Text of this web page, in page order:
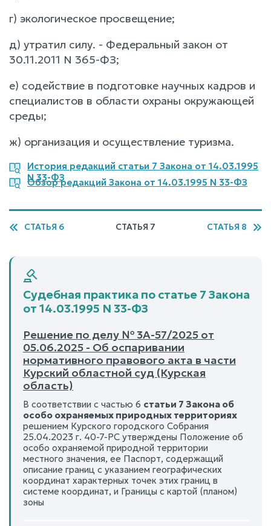
г) экологическое просвещение;
д) утратил силу. - Федеральный закон от
30.11.2011 N 365-ФЗ;
е) содействие в подготовке научных кадров и
специалистов в области охраны окружающей
среды;
ж) организация и осуществление туризма.
История редакций статьи 7 Закона от 14.03.1995
N 33-ФЗ
Обзор редакций Закона от 14.03.1995 N 33-ФЗ
СТАТЬЯ 6 СТАТЬЯ 7 СТАТЬЯ 8
Судебная практика по статье 7 Закона
от 14.03.1995 N 33-ФЗ
Решение по делу № 3А-57/2025 от
05.06.2025 - Об оспаривании
нормативного правового акта в части
Курский областной суд (Курская
область)
В соответствии с частью 6 статьи 7 Закона об
особо охраняемых природных территориях
решением Курского городского Собрания
25.04.2023 г. 40-7-РС утверждены Положение об
особо охраняемой природной территории
местного значения, ее Паспорт, содержащий
описание границ с указанием географических
координат характерных точек этих границ в
системе координат, и Границы с картой (планом)
зоны